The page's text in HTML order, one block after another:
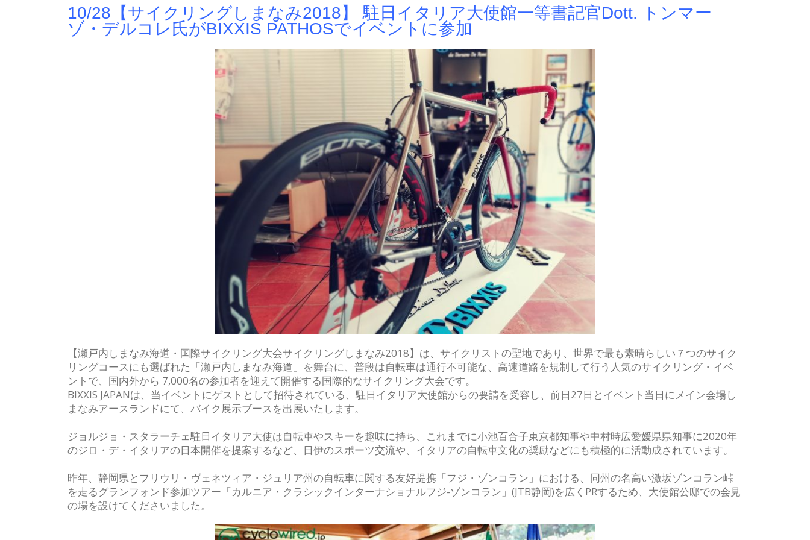
10/28【サイクリングしまなみ2018】 駐日イタリア大使館一等書記官Dott. トンマー
ゾ・デルコレ氏がBIXXIS PATHOSでイベントに参加
【瀬戸内しまなみ海道・国際サイクリング大会サイクリングしまなみ2018】は、サイクリストの聖地であり、世界で最も素晴らしい７つのサイク
リングコースにも選ばれた「瀬戸内しまなみ海道」を舞台に、普段は自転車は通行不可能な、高速道路を規制して行う人気のサイクリング・イベ
ントで、国内外から 7,000名の参加者を迎えて開催する国際的なサイクリング大会です。
BIXXIS JAPANは、当イベントにゲストとして招待されている、駐日イタリア大使館からの要請を受容し、前日27日とイベント当日にメイン会場し
まなみアースランドにて、バイク展示ブースを出展いたします。
ジョルジョ・スタラーチェ駐日イタリア大使は自転車やスキーを趣味に持ち、これまでに小池百合子東京都知事や中村時広愛媛県県知事に2020年
のジロ・デ・イタリアの日本開催を提案するなど、日伊のスポーツ交流や、イタリアの自転車文化の奨励などにも積極的に活動成されています。
昨年、静岡県とフリウリ・ヴェネツィア・ジュリア州の自転車に関する友好提携「フジ・ゾンコラン」における、同州の名高い激坂ゾンコラン峠
を走るグランフォンド参加ツアー「カルニア・クラシックインターナショナルフジ-ゾンコラン」(JTB静岡)を広くPRするため、大使館公邸での会見
の場を設けてくださいました。